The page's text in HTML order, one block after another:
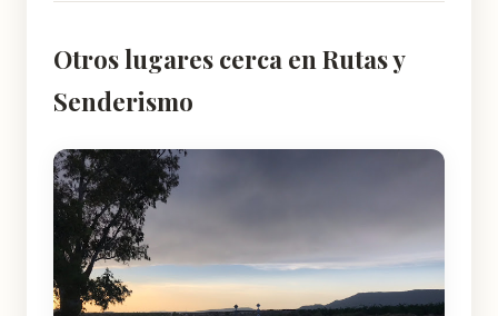
Otros lugares cerca en Rutas y
Senderismo